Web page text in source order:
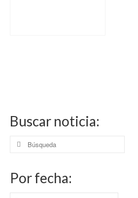
Buscar noticia:
Buscar
por:
Por fecha: